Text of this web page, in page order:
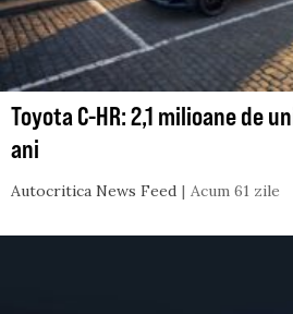
Toyota C-HR: 2,1 milioane de
ani
Autocritica News Feed Acum 61 zile